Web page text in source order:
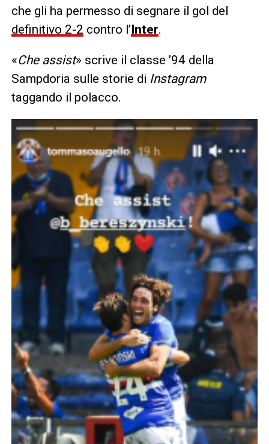
che gli ha permesso di segnare il gol del
definitivo 2-2 contro l’Inter.
«Che assist» scrive il classe ’94 della
Sampdoria sulle storie di Instagram
taggando il polacco.